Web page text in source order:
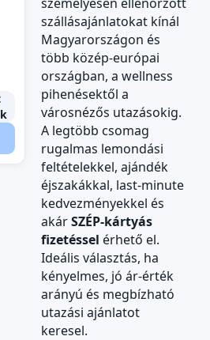
szállásajánlatokat kínál
Magyarországon és
több közép-európai
országban, a wellness
pihenésektől a
városnézős utazásokig.
A legtöbb csomag
rugalmas lemondási
feltételekkel, ajándék
éjszakákkal, last‑minute
kedvezményekkel és
akárSZÉP‑kártyás
fizetéssel érhető el.
Ideális választás, ha
kényelmes, jó ár‑érték
arányú és megbízható
utazási ajánlatot
keresel.